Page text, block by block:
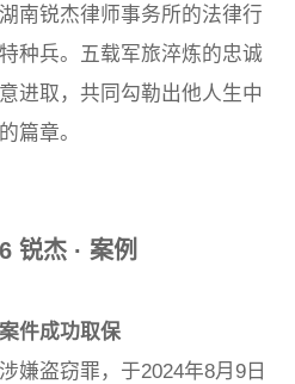
南锐杰律师事务所的法律行
种兵。五载军旅淬炼的忠诚
进取，共同勾勒出他人生中
篇章。
锐杰 · 案例
件成功取保
嫌盗窃罪，于2024年8月9日